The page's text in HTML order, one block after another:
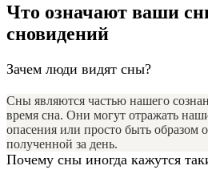
Что означают ваши
сновидений
Зачем люди видят сны?
Сны являются частью нашего
время сна. Они могут отражать
опасения или просто быть образом
полученной за день.
Почему сны иногда кажутся